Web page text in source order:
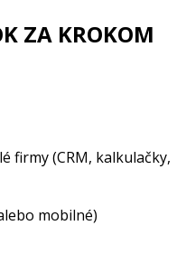
ZA KROKOM
firmy (CRM, kalkulačky,
mobilné)